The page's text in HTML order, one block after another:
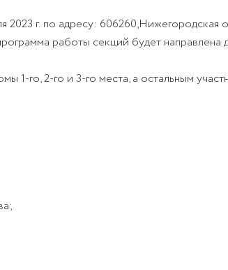
2023 г. по адресу: 606260,Нижегородская
работы секций будет направлена
1-го, 2-го и 3-го места, а остальным